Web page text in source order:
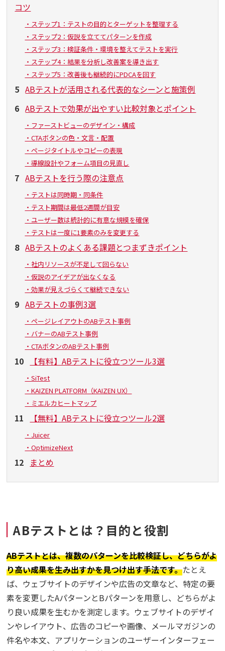
コツ
・ステップ1：テストの目的とターゲットを整理する
・ステップ2：仮説を立ててパターンを作成
・ステップ3：検証条件・環境を整えてテストを実行
・ステップ4：結果を分析し改善案を導き出す
・ステップ5：改善後も継続的にPDCAを回す
5 ABテストが活用される代表的なシーンと施策例
6 ABテストで効果が出やすい比較対象とポイント
・ファーストビューのデザイン・構成
・CTAボタンの色・文言・配置
・ページタイトルやコピーの表現
・導線設計やフォーム項目の見直し
7 ABテストを行う際の注意点
・テストは同時期・同条件
・テスト期間は最低2週間が目安
・ユーザー数は統計的に有意な規模を確保
・テストは一度に1要素のみを変更する
8 ABテストのよくある課題とつまずきポイント
・社内リソースが不足して回らない
・仮説のアイデアが出なくなる
・効果が見えづらくて継続できない
9 ABテストの事例3選
・ページレイアウトのABテスト事例
・バナーのABテスト事例
・CTAボタンのABテスト事例
10 【有料】ABテストに役立つツール3選
・SiTest
・KAIZEN PLATFORM（KAIZEN UX）
・ミエルカヒートマップ
11 【無料】ABテストに役立つツール2選
・Juicer
・OptimizeNext
12 まとめ
ABテストとは？目的と役割
ABテストとは、複数のパターンを比較検証し、どちらがよ
り高い成果を生み出すかを見つけ出す手法です。たとえ
ば、ウェブサイトのデザインや広告の文章など、特定の要
素を変更したAパターンとBパターンを用意し、どちらがよ
り良い成果を生むかを測定します。ウェブサイトのデザイ
ンやレイアウト、広告のコピーや画像、メールマガジンの
件名や本文、アプリケーションのユーザーインターフェー